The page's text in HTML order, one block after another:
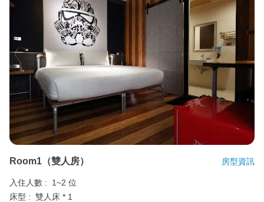
Room1（雙人房） 房型資訊
入住人數 :
1~2 位
床型 : 雙人床 * 1